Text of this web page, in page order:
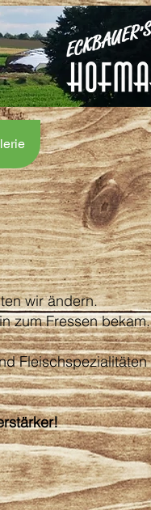
wir ändern.
zum Fressen bekam.
Fleischspezialitäten